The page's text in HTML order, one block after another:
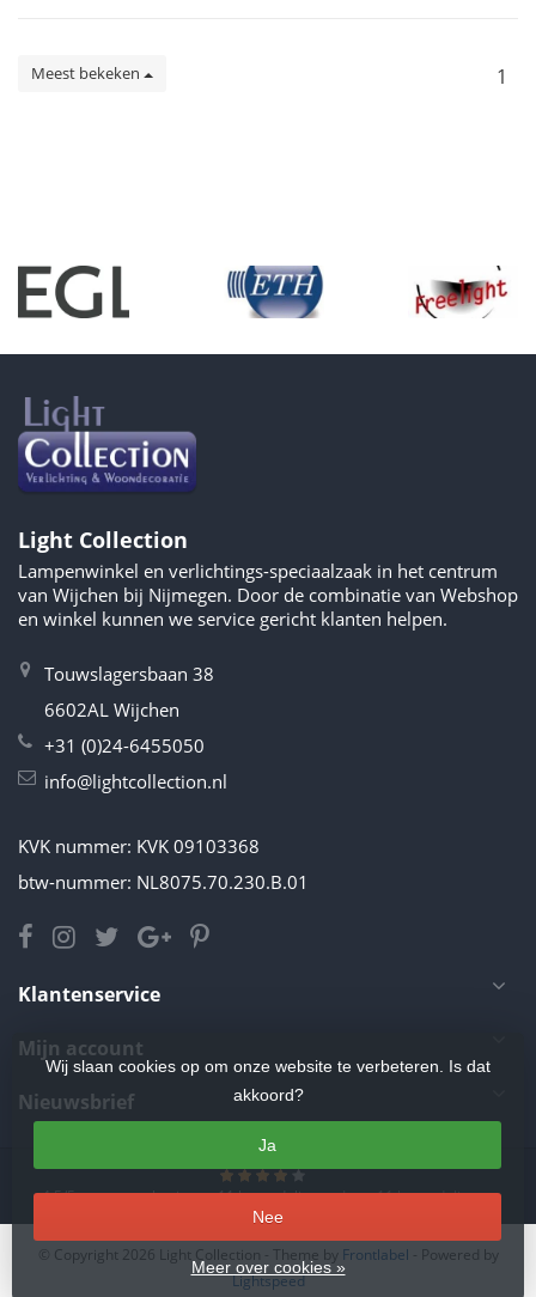
Meest bekeken 1
Light Collection
Lampenwinkel en verlichtings-speciaalzaak in het centrum
van Wijchen bij Nijmegen. Door de combinatie van Webshop
en winkel kunnen we service gericht klanten helpen.
Touwslagersbaan 38
6602AL Wijchen
+31 (0)24-6455050
info@lightcollection.nl
KVK nummer: KVK 09103368
btw-nummer: NL8075.70.230.B.01
Klantenservice
Mijn account
Nieuwsbrief
4.5/5sterren op basis van11beoordelingen.Lees 11 beoordelingen
Wij slaan cookies op om onze website te verbeteren. Is dat
akkoord?
Ja
Nee
Meer over cookies »
© Copyright 2026 Light Collection - Theme by Frontlabel - Powered by
Lightspeed